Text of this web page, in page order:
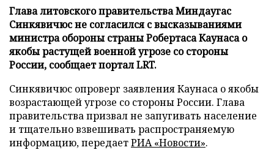
Глава литовского правительства Миндаугас
Синкявичюс не согласился с высказываниями
министра обороны страны Робертаса Каунаса о
якобы растущей военной угрозе со стороны
России, сообщает портал LRT.
Синкявичюс опроверг заявления Каунаса о якобы
возрастающей угрозе со стороны России. Глава
правительства призвал не запугивать население
и тщательно взвешивать распространяемую
информацию, передаетРИА «Новости».